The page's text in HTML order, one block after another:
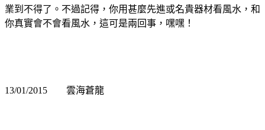
業到不得了。不過記得，你用甚麼先進或名貴器材看風水，和
你真實會不會看風水，這可是兩回事，嘿嘿！
13/01/2015 雲海蒼龍